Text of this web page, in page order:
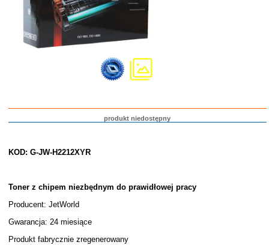
produkt niedostępny
KOD: G-JW-H2212XYR
Toner z chipem niezbędnym do prawidłowej pracy
Producent: JetWorld
Gwarancja: 24 miesiące
Produkt fabrycznie zregenerowany